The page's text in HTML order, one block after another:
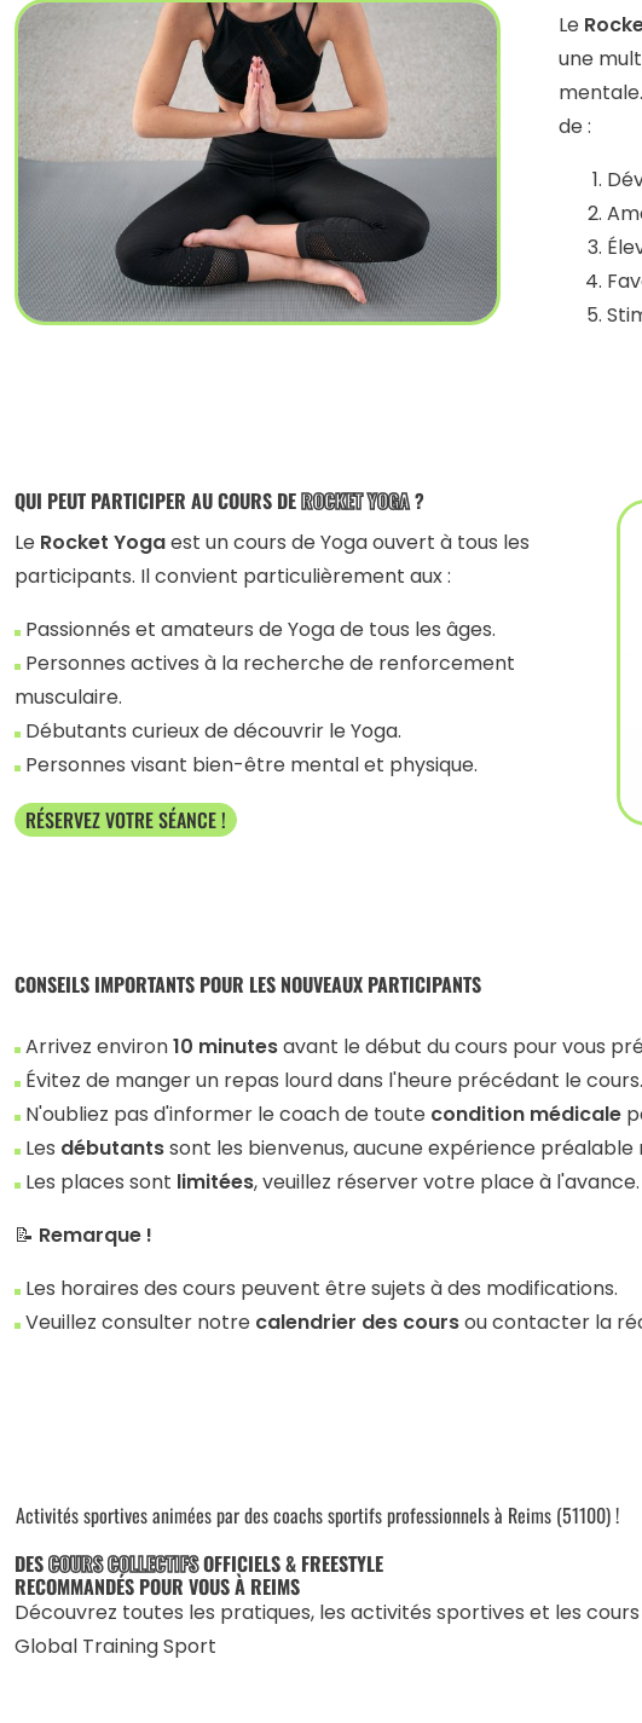
Le
une
de :
QUI PEUT PARTICIPER AU COURS DEROCKET YOGA?
LeRocket Yogaest un cours de Yoga ouvert à tous les
participants. Il convient particulièrement aux :
Passionnés et amateurs de Yoga de tous les âges.
Personnes actives à la recherche de renforcement
musculaire.
Débutants curieux de découvrir le Yoga.
Personnes visant bien-être mental et physique.
RÉSERVEZ VOTRE SÉANCE !
CONSEILS IMPORTANTS POUR LES NOUVEAUX PARTICIPANTS
Arrivez environ10 minutesavant le début du cours pour vous
Évitez de manger un repas lourd dans l'heure précédant le cours.
N'oubliez pas d'informer le coach de toutecondition médicale
Les débutantssont les bienvenus, aucune expérience préalable
Les places sont limitées, veuillez réserver votre place à l'avance.
📝 Remarque !
Les horaires des cours peuvent être sujets à des modifications.
Veuillez consulter notrecalendrier des coursou contacter la
DESCOURS COLLECTIFSOFFICIELS & FREESTYLE
RECOMMANDÉS POUR VOUS À REIMS
Activités sportives animées par des coachs sportifs professionnels à Reims (51100) !
Découvrez toutes les pratiques, les activités sportives et les
Global Training Sport